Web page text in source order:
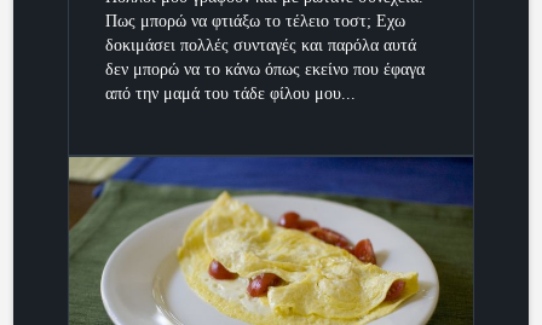
Πως μπορώ να φτιάξω το τέλειο τοστ; Εχω
δοκιμάσει πολλές συνταγές και παρόλα αυτά
δεν μπορώ να το κάνω όπως εκείνο που έφαγα
από την μαμά του τάδε φίλου μου...